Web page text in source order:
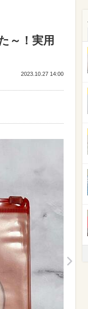
～！実用
2023.10.27 14:00